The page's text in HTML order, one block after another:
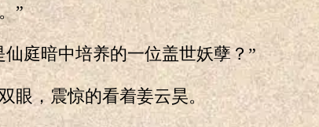
”
暗中培养的一位盖世妖孽？”
，震惊的看着姜云昊。